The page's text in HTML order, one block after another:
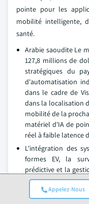
Appelez-Nous
pointe pour les
mobilité intelligente,
santé.
Arabie saoudite Le
127,8 millions de
stratégiques du
d'automatisation
dans le cadre de
dans la localisation
mobilité de la
matériel d'IA de
réel à faible latence
L'intégration des
formes EV, la
prédictive et la
saoudite parmi les
décentralisées. À
dans les